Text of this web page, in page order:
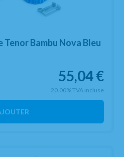
Bambu Nova Bleu
55,04€
20.00%TVA incluse